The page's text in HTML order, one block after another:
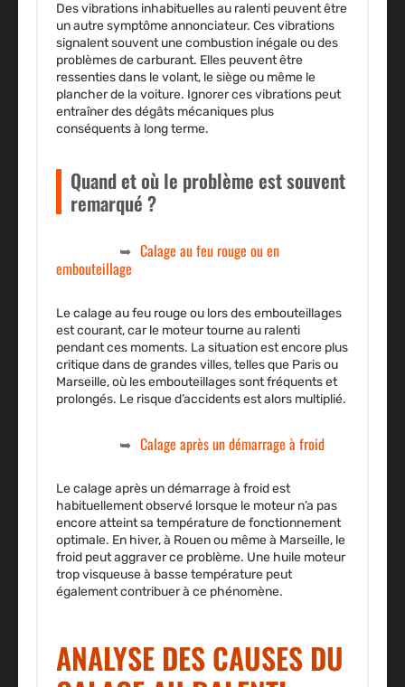
Des vibrations inhabituelles au ralenti peuvent être
un autre symptôme annonciateur. Ces vibrations
signalent souvent une combustion inégale ou des
problèmes de carburant. Elles peuvent être
ressenties dans le volant, le siège ou même le
plancher de la voiture. Ignorer ces vibrations peut
entraîner des dégâts mécaniques plus
conséquents à long terme.
Quand et où le problème est souvent
remarqué ?
Calage au feu rouge ou en
embouteillage
Le calage au feu rouge ou lors des embouteillages
est courant, car le moteur tourne au ralenti
pendant ces moments. La situation est encore plus
critique dans de grandes villes, telles que Paris ou
Marseille, où les embouteillages sont fréquents et
prolongés. Le risque d’accidents est alors multiplié.
Calage après un démarrage à froid
Le calage après un démarrage à froid est
habituellement observé lorsque le moteur n’a pas
encore atteint sa température de fonctionnement
optimale. En hiver, à Rouen ou même à Marseille, le
froid peut aggraver ce problème. Une huile moteur
trop visqueuse à basse température peut
également contribuer à ce phénomène.
ANALYSE DES CAUSES DU